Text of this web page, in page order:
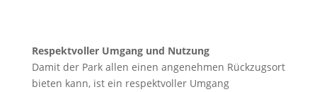
Respektvoller Umgang und Nutzung
Damit der Park allen einen angenehmen Rückzugsort
bieten kann, ist ein respektvoller Umgang